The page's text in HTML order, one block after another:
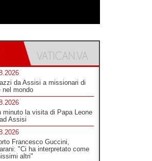
da Assisi a missionari di
nel mondo
minuto la visita di Papa Leone
Assisi
Francesco Guccini,
"Ci ha interpretato come
altri"